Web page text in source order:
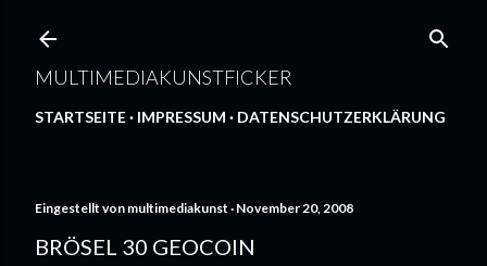
MULTIMEDIAKUNSTFICKER
STARTSEITE IMPRESSUM DATENSCHUTZERKLÄRUNG
Eingestellt von multimediakunst November 20, 2008
BRÖSEL 30 GEOCOIN